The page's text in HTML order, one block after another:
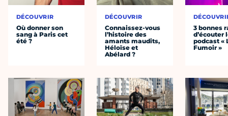
DÉCOUVRIR
Où donner son
sang à Paris cet
été ?
DÉCOUVRIR
Connaissez-vous
l’histoire des
amants maudits,
Héloïse et
Abélard ?
3 bonnes
d’écouter
podcast «
Fumoir »